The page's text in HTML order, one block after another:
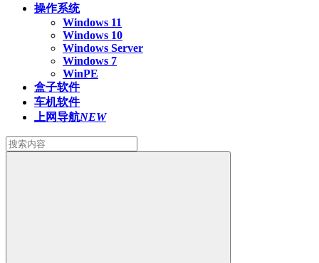
操作系统
Windows 11
Windows 10
Windows Server
Windows 7
WinPE
盒子软件
车机软件
上网导航NEW